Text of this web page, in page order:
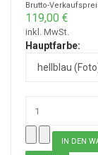
Brutto-
119,00 €
inkl. MwSt.
Hauptfarbe: